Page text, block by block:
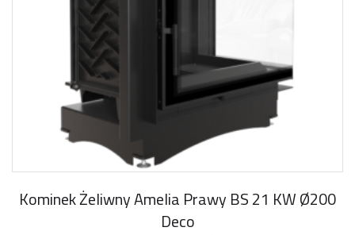
Kominek Żeliwny Amelia Prawy BS 21 KW Ø200
Deco